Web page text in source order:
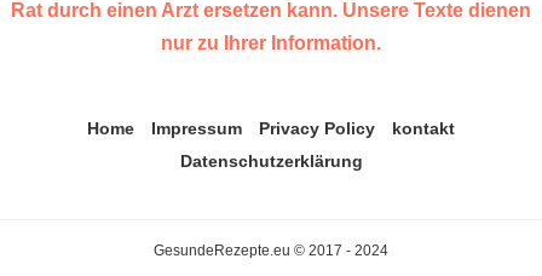
Rat durch einen Arzt ersetzen kann. Unsere Texte dienen
nur zu Ihrer Information.
Home Impressum Privacy Policy
kontakt
Datenschutzerklärung
GesundeRezepte.eu © 2017 - 2024